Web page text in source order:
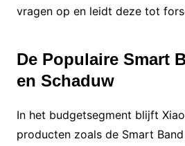
vragen op en leidt deze tot
De Populaire Smart
en Schaduw
In het budgetsegment blijft
producten zoals de Smart